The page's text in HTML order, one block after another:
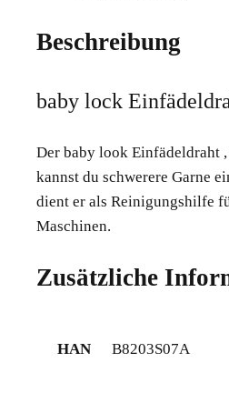
Beschreibung
baby lock
Der baby look Einfädeldraht
kannst du schwerere Garne
dient er als Reinigungshilfe
Maschinen.
Zusätzliche
HAN B8203S07A